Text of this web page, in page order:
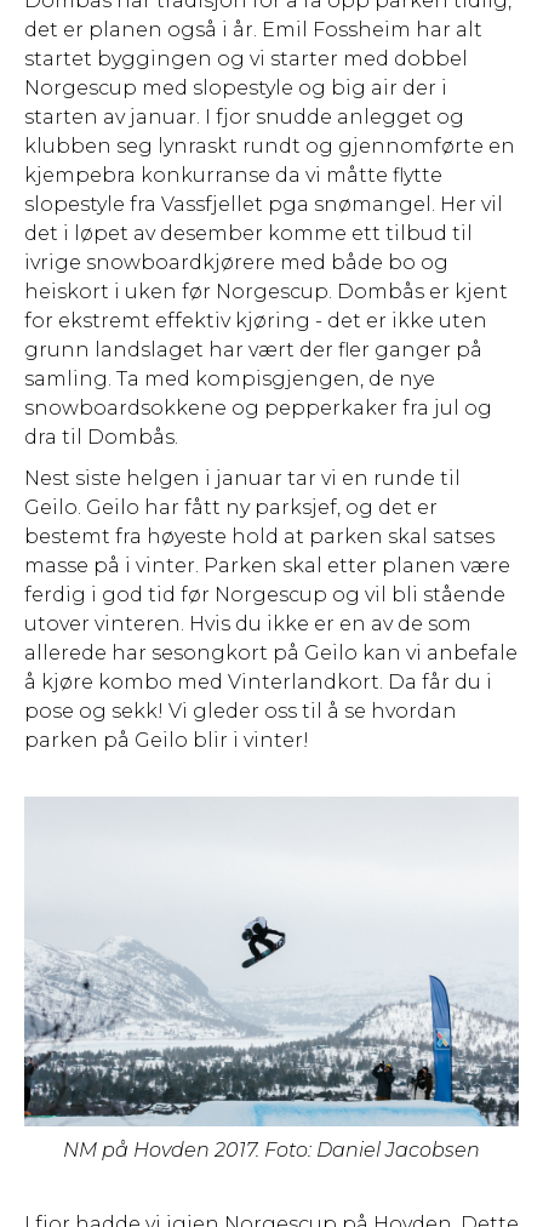
det er planen også i år. Emil Fossheim har alt
startet byggingen og vi starter med dobbel
Norgescup med slopestyle og big air der i
starten av januar. I fjor snudde anlegget og
klubben seg lynraskt rundt og gjennomførte en
kjempebra konkurranse da vi måtte flytte
slopestyle fra Vassfjellet pga snømangel. Her vil
det i løpet av desember komme ett tilbud til
ivrige snowboardkjørere med både bo og
heiskort i uken før Norgescup. Dombås er kjent
for ekstremt effektiv kjøring - det er ikke uten
grunn landslaget har vært der fler ganger på
samling. Ta med kompisgjengen, de nye
snowboardsokkene og pepperkaker fra jul og
dra til Dombås.
Nest siste helgen i januar tar vi en runde til
Geilo. Geilo har fått ny parksjef, og det er
bestemt fra høyeste hold at parken skal satses
masse på i vinter. Parken skal etter planen være
ferdig i god tid før Norgescup og vil bli stående
utover vinteren. Hvis du ikke er en av de som
allerede har sesongkort på Geilo kan vi anbefale
å kjøre kombo med Vinterlandkort. Da får du i
pose og sekk! Vi gleder oss til å se hvordan
parken på Geilo blir i vinter!
NM på Hovden 2017. Foto: Daniel Jacobsen